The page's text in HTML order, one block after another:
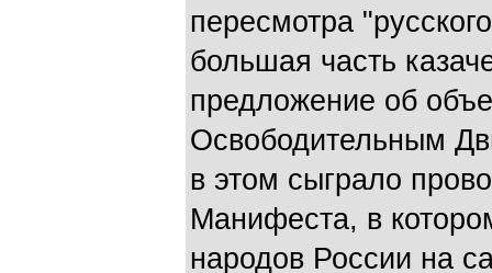
пересмотра
большая часть
предложение об
Освободительным
в этом сыграло
Манифеста, в
народов России на